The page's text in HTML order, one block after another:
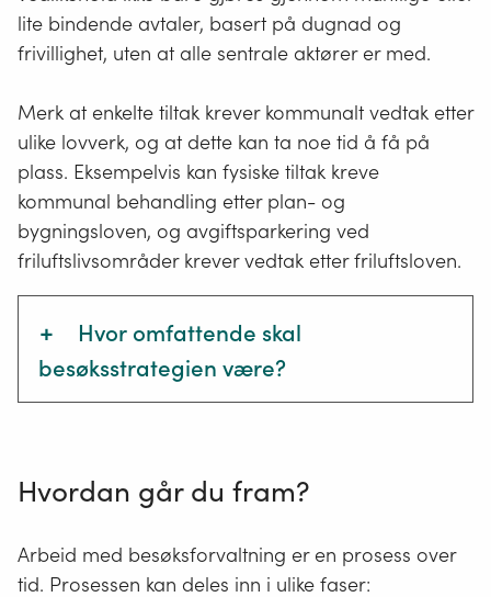
lite bindende avtaler, basert på dugnad og
frivillighet, uten at alle sentrale aktører er med.
Merk at enkelte tiltak krever kommunalt vedtak etter
ulike lovverk, og at dette kan ta noe tid å få på
plass. Eksempelvis kan fysiske tiltak kreve
kommunal behandling etter plan- og
bygningsloven, og avgiftsparkering ved
friluftslivsområder krever vedtak etter friluftsloven.
+
Hvor omfattende skal
besøksstrategien være?
det naturbaserte reisemålets
forvaltningsutfordringer knyttet til
sårbare natur- og kulturverdier
Hvordan går du fram?
Arbeid med besøksforvaltning er en prosess over
tid. Prosessen kan deles inn i ulike faser: